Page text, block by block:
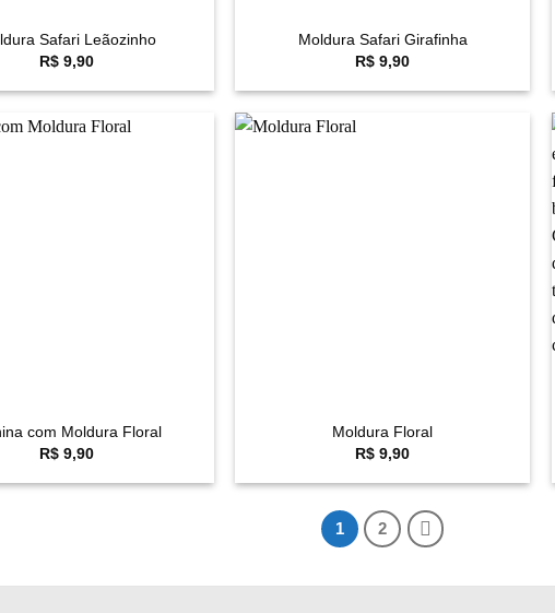
Safari Leãozinho
R$ 9,90
Moldura Safari Girafinha
R$ 9,90
com Moldura Floral
R$ 9,90
Moldura Floral
R$ 9,90
1 2